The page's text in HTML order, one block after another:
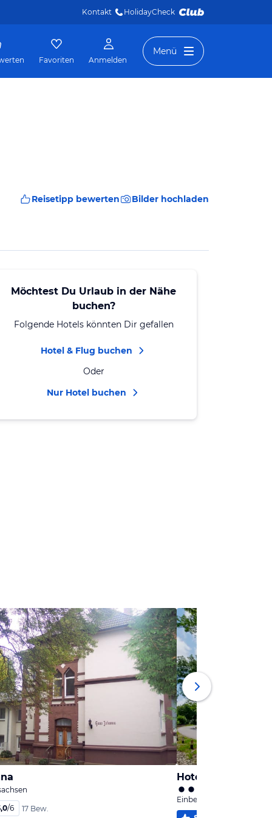
Kontakt HolidayCheck
Favoriten Anmelden
Menü
Reisetipp bewerten Bilder hochladen
Möchtest Du Urlaub in der Nähe
buchen?
Folgende Hotels könnten Dir gefallen
Hotel & Flug buchen
Oder
Nur Hotel buchen
/6 17 Bew.
Hotel FREIgeist
Einbeck, Niedersachsen